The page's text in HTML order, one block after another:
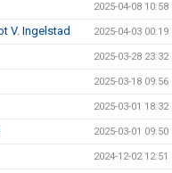
2025-04-08 10:58
V. Ingelstad 2025-04-03 00:19
2025-03-28 23:32
2025-03-18 09:56
2025-03-01 18:32
2025-03-01 09:50
2024-12-02 12:51